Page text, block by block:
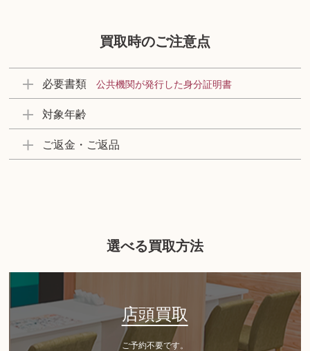
買取時のご注意点
必要書類 公共機関が発行した身分証明書
対象年齢
ご返金・ご返品
選べる買取方法
店頭買取
ご予約不要です。